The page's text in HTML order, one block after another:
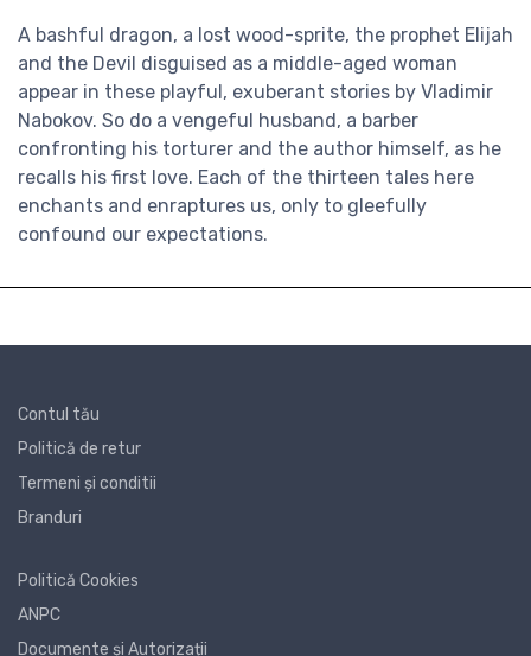
A bashful dragon, a lost wood-sprite, the prophet Elijah
and the Devil disguised as a middle-aged woman
appear in these playful, exuberant stories by Vladimir
Nabokov. So do a vengeful husband, a barber
confronting his torturer and the author himself, as he
recalls his first love. Each of the thirteen tales here
enchants and enraptures us, only to gleefully
confound our expectations.
Contul tău
Politică de retur
Termeni și conditii
Branduri
Politică Cookies
ANPC
Documente și Autorizații